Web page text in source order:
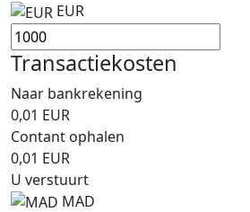
EUR
Transactiekosten
Naar bankrekening
0,01 EUR
Contant ophalen
0,01 EUR
U verstuurt
MAD